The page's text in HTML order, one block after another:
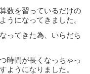
数を習っているだけの
うになってきました。
ってきた為、いらだち
時間が長くなっちゃっ
ようになりました。